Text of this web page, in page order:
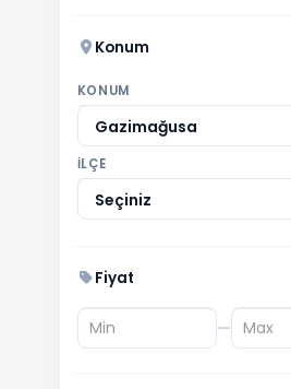
Konum
KONUM
Gazimağusa
İLÇE
Seçiniz
Fiyat
—